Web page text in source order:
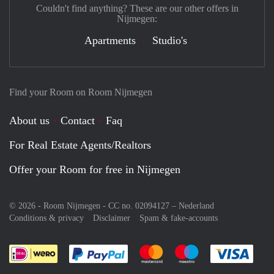
Find your Room on Room Nijmegen
About us Contact
Faq
For Real Estate Agents/Realtors
Offer your Room for free in Nijmegen
© 2026 - Room Nijmegen - CC no. 02094127 – Nederland
Conditions & privacy
Disclaimer Spam & fake-accounts
Pay easily with :payment method
Pay easily with :payment
Pay easily with
Couldn't find anything? These are our other offers in
Nijmegen:
Apartments Studio's